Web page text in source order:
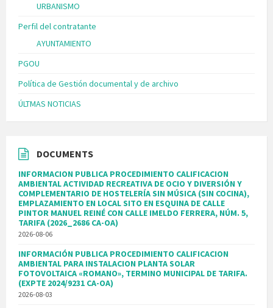
URBANISMO
Perfil del contratante
AYUNTAMIENTO
PGOU
Política de Gestión documental y de archivo
ÚLTMAS NOTICIAS
DOCUMENTS
INFORMACION PUBLICA PROCEDIMIENTO CALIFICACION
AMBIENTAL ACTIVIDAD RECREATIVA DE OCIO Y DIVERSIÓN Y
COMPLEMENTARIO DE HOSTELERÍA SIN MÚSICA (SIN COCINA),
EMPLAZAMIENTO EN LOCAL SITO EN ESQUINA DE CALLE
PINTOR MANUEL REINÉ CON CALLE IMELDO FERRERA, NÚM. 5,
TARIFA (2026_2686 CA-OA)
2026-08-06
INFORMACIÓN PUBLICA PROCEDIMIENTO CALIFICACION
AMBIENTAL PARA INSTALACION PLANTA SOLAR
FOTOVOLTAICA «ROMANO», TERMINO MUNICIPAL DE TARIFA.
(EXPTE 2024/9231 CA-OA)
2026-08-03